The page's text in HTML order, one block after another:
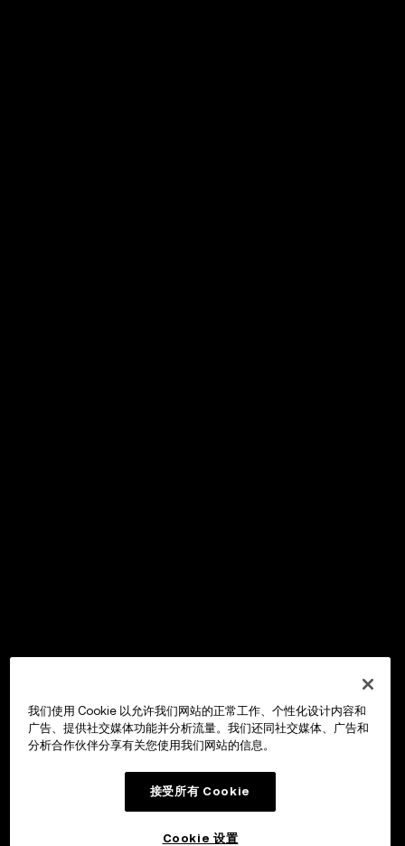
我们使用 Cookie 以允许我们网站的正常工作、个性化设计内容和
广告、提供社交媒体功能并分析流量。我们还同社交媒体、广告和
分析合作伙伴分享有关您使用我们网站的信息。
接受所有 Cookie
Cookie 设置